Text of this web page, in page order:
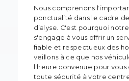
Nous comprenons
ponctualité dans le cadre
dialyse. C'est pourquoi
s'engage à vous offrir un
fiable et respectueux des
veillons à ce que nos
l'heure convenue pour
toute sécurité à votre